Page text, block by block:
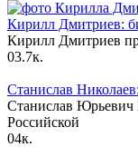
Кирилл Дмитриев:
Кирилл Дмитриев
03.7к.
Станислав
Станислав Юрьевич
Российской
04к.